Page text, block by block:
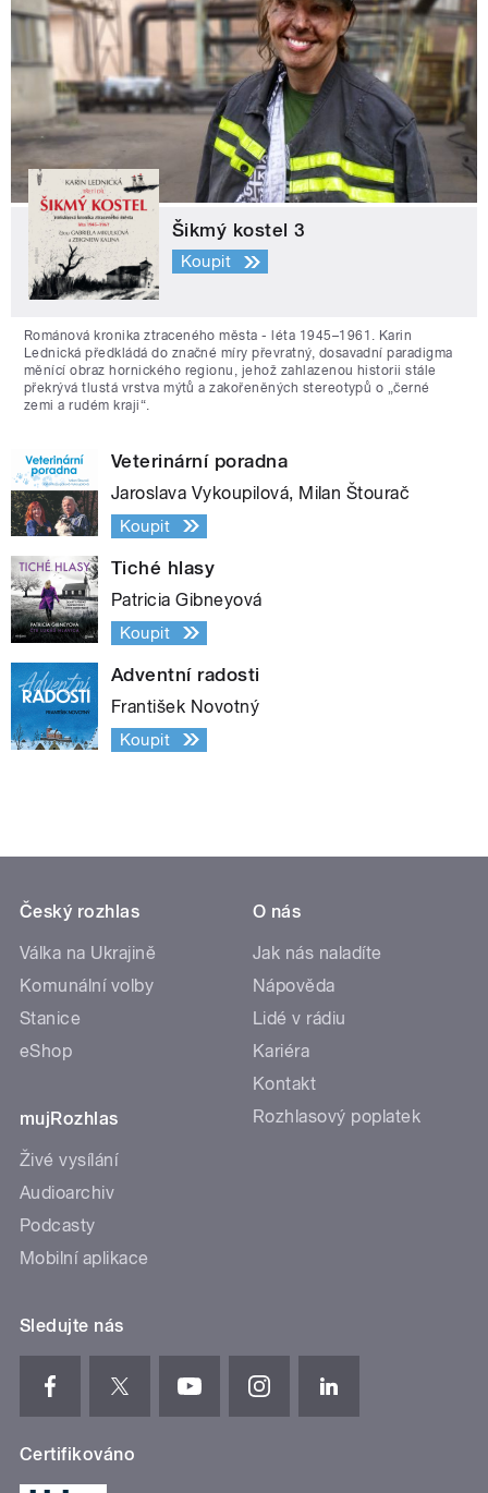
Šikmý kostel 3
Koupit
Románová kronika ztraceného města - léta 1945–1961. Karin
Lednická předkládá do značné míry převratný, dosavadní paradigma
měnící obraz hornického regionu, jehož zahlazenou historii stále
překrývá tlustá vrstva mýtů a zakořeněných stereotypů o „černé
zemi a rudém kraji“.
Veterinární poradna
Jaroslava Vykoupilová, Milan Štourač
Koupit
Tiché hlasy
Patricia Gibneyová
Koupit
Adventní radosti
František Novotný
Koupit
Český rozhlas
Válka na Ukrajině
Komunální volby
Stanice
eShop
mujRozhlas
Živé vysílání
Audioarchiv
Podcasty
Mobilní aplikace
O nás
Jak nás naladíte
Nápověda
Lidé v rádiu
Kariéra
Kontakt
Rozhlasový poplatek
Sledujte nás
Certifikováno